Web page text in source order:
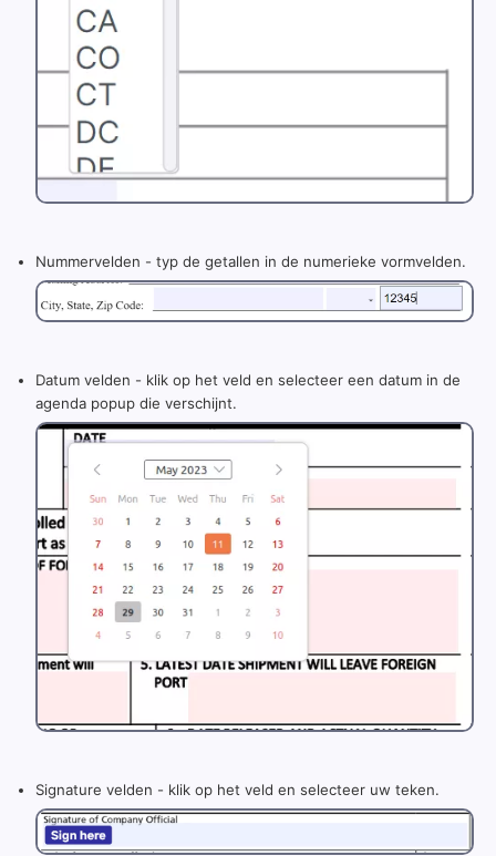
Nummervelden - typ de getallen in de numerieke vormvelden.
Datum velden - klik op het veld en selecteer een datum in de
agenda popup die verschijnt.
Signature velden - klik op het veld en selecteer uw teken.